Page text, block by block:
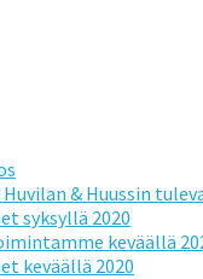
& Huussin
syksyllä 2020
keväällä
keväällä 2020